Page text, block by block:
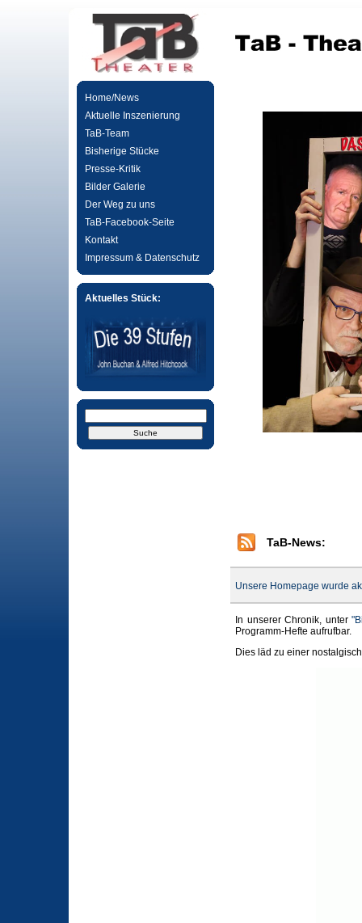
Home/News
Aktuelle Inszenierung
TaB-Team
Bisherige Stücke
Presse-Kritik
Bilder Galerie
Der Weg zu uns
TaB-Facebook-Seite
Kontakt
Impressum & Datenschutz
Aktuelles Stück:
TaB-News:
Unsere Homepage wurde
In unserer Chronik, unter
Programm-Hefte aufrufbar.
Dies läd zu einer